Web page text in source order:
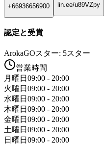
+66936656900
lin.ee/u89VZpy
認定と受賞
ArokaGOスター: 5スター
営業時間
月曜日 09:00 - 20:00
火曜日 09:00 - 20:00
水曜日 09:00 - 20:00
木曜日 09:00 - 20:00
金曜日 09:00 - 20:00
土曜日 09:00 - 20:00
日曜日 09:00 - 20:00